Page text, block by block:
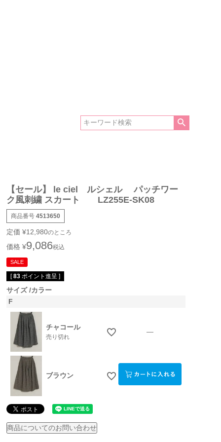
【セール】 le ciel ルシェル パッチワー
ク風刺繍 スカート LZ255E-SK08
商品番号 4513650
定価 ¥12,980のところ
価格 ¥9,086税込
SALE
[ 83 ポイント進呈 ]
サイズ カラー
F
チャコール
売り切れ
—
ブラウン
商品についてのお問い合わせ